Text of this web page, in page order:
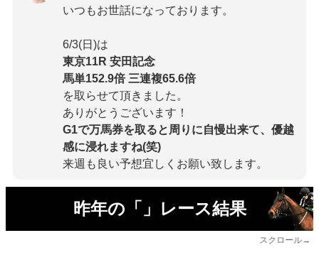
いつもお世話になっております。
6/3(日)は
東京11R 安田記念
馬単152.9倍 三連複65.6倍
を取らせて頂きました。
ありがとうございます！
G1で万馬券を取ると周りに自慢出来て、優越
感に浸れますね(笑)
来週も良い予想宜しくお願い致します。
昨年の「」レース結果
スクロール→